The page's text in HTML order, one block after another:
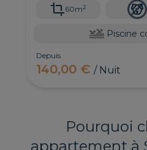
60m2
Piscine
Depuis
140,00 €/ Nuit
Pourquoi
appartement à